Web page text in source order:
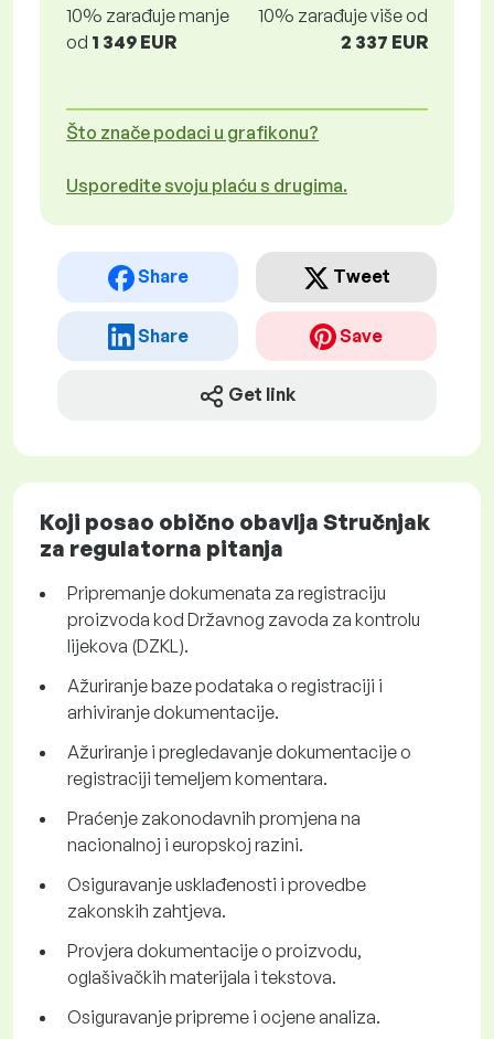
10% zarađuje manje
od 1 349 EUR
10% zarađuje više od
2 337 EUR
Što znače podaci u grafikonu?
Usporedite svoju plaću s drugima.
Share Tweet
Share Save
Get link
Koji posao obično obavlja Stručnjak
za regulatorna pitanja
Pripremanje dokumenata za registraciju
proizvoda kod Državnog zavoda za kontrolu
lijekova (DZKL).
Ažuriranje baze podataka o registraciji i
arhiviranje dokumentacije.
Ažuriranje i pregledavanje dokumentacije o
registraciji temeljem komentara.
Praćenje zakonodavnih promjena na
nacionalnoj i europskoj razini.
Osiguravanje usklađenosti i provedbe
zakonskih zahtjeva.
Provjera dokumentacije o proizvodu,
oglašivačkih materijala i tekstova.
Osiguravanje pripreme i ocjene analiza.